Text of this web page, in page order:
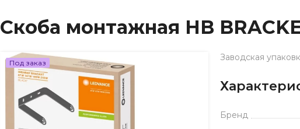
Скоба монтажная HB
Под заказ
Заводская
Бренд